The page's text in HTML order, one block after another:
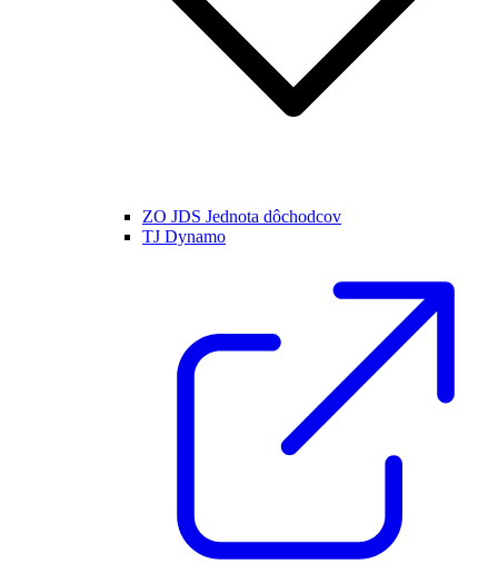
ZO JDS Jednota dôchodcov
TJ Dynamo